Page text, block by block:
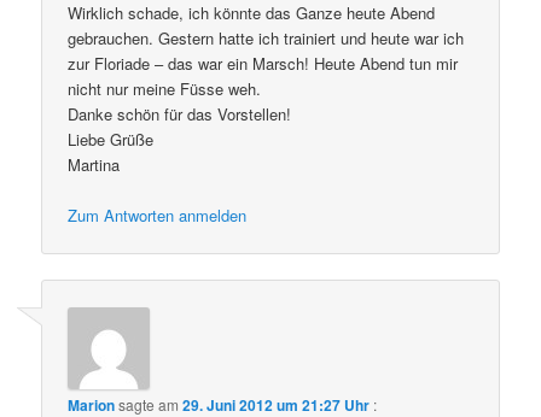
Wirklich schade, ich könnte das Ganze heute Abend
gebrauchen. Gestern hatte ich trainiert und heute war ich
zur Floriade – das war ein Marsch! Heute Abend tun mir
nicht nur meine Füsse weh.
Danke schön für das Vorstellen!
Liebe Grüße
Martina
Zum Antworten anmelden
Marionsagte am29. Juni 2012 um 21:27 Uhr :